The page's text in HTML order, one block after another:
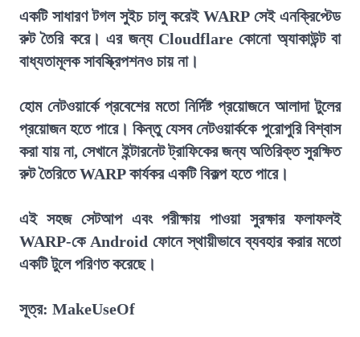
একটি সাধারণ টগল সুইচ চালু করেই WARP সেই এনক্রিপ্টেড
রুট তৈরি করে। এর জন্য Cloudflare কোনো অ্যাকাউন্ট বা
বাধ্যতামূলক সাবস্ক্রিপশনও চায় না।
হোম নেটওয়ার্কে প্রবেশের মতো নির্দিষ্ট প্রয়োজনে আলাদা টুলের
প্রয়োজন হতে পারে। কিন্তু যেসব নেটওয়ার্ককে পুরোপুরি বিশ্বাস
করা যায় না, সেখানে ইন্টারনেট ট্রাফিকের জন্য অতিরিক্ত সুরক্ষিত
রুট তৈরিতে WARP কার্যকর একটি বিকল্প হতে পারে।
এই সহজ সেটআপ এবং পরীক্ষায় পাওয়া সুরক্ষার ফলাফলই
WARP-কে Android ফোনে স্থায়ীভাবে ব্যবহার করার মতো
একটি টুলে পরিণত করেছে।
সূত্র: MakeUseOf